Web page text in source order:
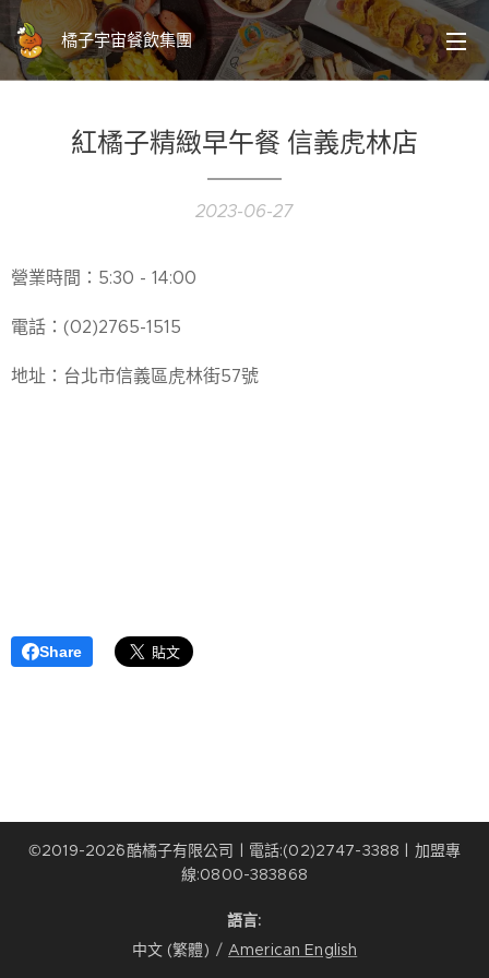
橘子宇宙餐飲集團
紅橘子精緻早午餐 信義虎林店
2023-06-27
營業時間：5:30 - 14:00
電話：(02)2765-1515
地址：台北市信義區虎林街57號
Share
©2019-202ˇ6酷橘子有限公司 | 電話:(02)2747-3388 | 加盟專
線:0800-383868
語言
中文 (繁體)
American English